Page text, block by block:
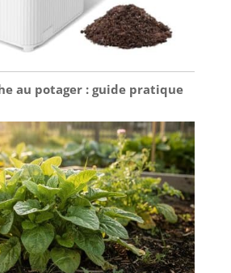
au potager : guide pratique